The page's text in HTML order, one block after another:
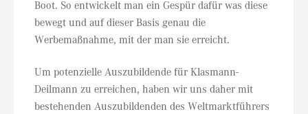
Boot. So entwickelt man ein Gespür dafür was diese
bewegt und auf dieser Basis genau die
Werbemaßnahme, mit der man sie erreicht.
Um potenzielle Auszubildende für Klasmann-
Deilmann zu erreichen, haben wir uns daher mit
bestehenden Auszubildenden des Weltmarktführers